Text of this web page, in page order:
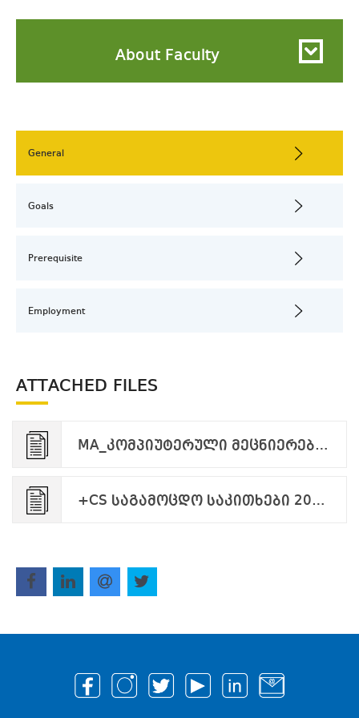
About Faculty
General
Goals
Prerequisite
Employment
ATTACHED FILES
MA_კომპიუტერული მეცნიერება_2023-075_2023-07-24.pdf
+CS საგამოცდო საკითხები 2024.pdf